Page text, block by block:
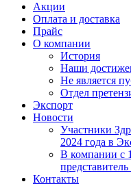
Акции
Оплата и доставка
Прайс
О компании
История
Наши
Не является
Отдел
Экспорт
Новости
Участники
2024 года в
В компании с
Контакты